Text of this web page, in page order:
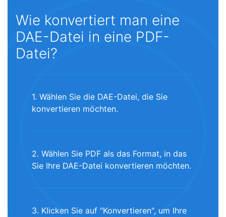
Wie konvertiert man eine
DAE-Datei in eine PDF-
Datei?
1. Wählen Sie die DAE-Datei, die Sie
konvertieren möchten.
2. Wählen Sie PDF als das Format, in das
Sie Ihre DAE-Datei konvertieren möchten.
3. Klicken Sie auf "Konvertieren", um Ihre